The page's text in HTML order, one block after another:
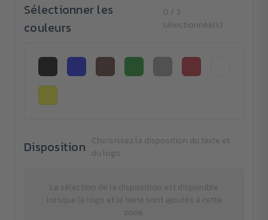
Sélectionner les
couleurs
0 / 3
sélectionnée(s)
Disposition Choisissez la disposition du texte et
du logo
La sélection de la disposition est disponible
lorsque le logo et le texte sont ajoutés à cette
zone.